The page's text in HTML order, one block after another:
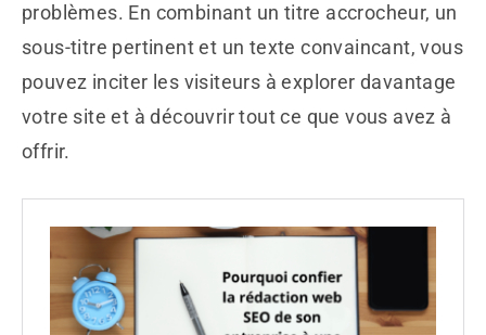
problèmes. En combinant un titre accrocheur, un
sous-titre pertinent et un texte convaincant, vous
pouvez inciter les visiteurs à explorer davantage
votre site et à découvrir tout ce que vous avez à
offrir.